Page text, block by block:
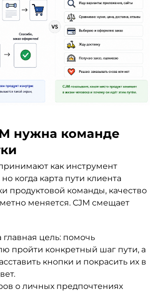
нужна команде
как инструмент
когда карта пути клиента
продуктовой команды, качество
меняется. CJM смещает
главная цель: помочь
пройти конкретный шаг пути, а
кнопки и покрасить их в
о личных предпочтениях